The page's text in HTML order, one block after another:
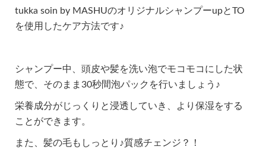
tukka soin by MASHUのオリジナルシャンプーupとTO
を使用したケア方法です♪
シャンプー中、頭皮や髪を洗い泡でモコモコにした状
態で、そのまま30秒間泡パックを行いましょう♪
栄養成分がじっくりと浸透していき、より保湿をする
ことができます。
また、髪の毛もしっとり♪質感チェンジ？！